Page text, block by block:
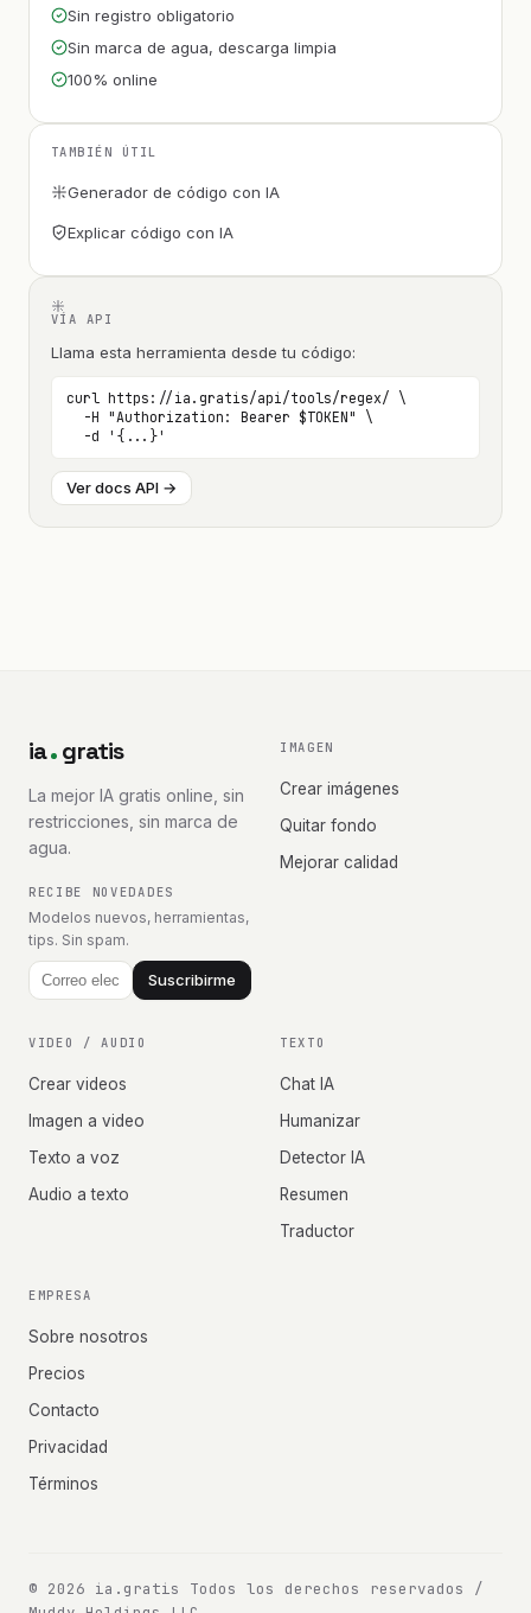
Sin registro obligatorio
Sin marca de agua, descarga limpia
100% online
TAMBIÉN ÚTIL
Generador de código con IA
Explicar código con IA
VÍA API
Llama esta herramienta desde tu código:
curl https://ia.gratis/api/tools/regex/ \
  -H "Authorization: Bearer $TOKEN" \
  -d '{...}'
Ver docs API →
ia gratis
La mejor IA gratis online, sin
restricciones, sin marca de
agua.
RECIBE NOVEDADES
Modelos nuevos, herramientas,
tips. Sin spam.
Suscribirme
IMAGEN
Crear imágenes
Quitar fondo
Mejorar calidad
VIDEO / AUDIO
Crear videos
Imagen a video
Texto a voz
Audio a texto
TEXTO
Chat IA
Humanizar
Detector IA
Resumen
Traductor
EMPRESA
Sobre nosotros
Precios
Contacto
Privacidad
Términos
© 2026 ia.gratis
Todos los derechos reservados /